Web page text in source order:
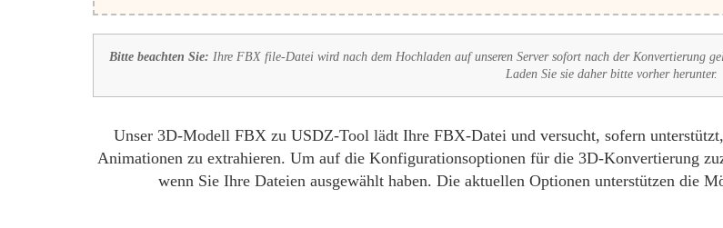
Bitte beachten Sie: Ihre FBX file-Datei wird nach dem Hochladen auf unseren Server sofort nach der Konvertierung
Laden Sie sie daher bitte vorher herunter.
Unser 3D-Modell FBX zu USDZ-Tool lädt Ihre FBX-Datei und versucht, sofern
Animationen zu extrahieren. Um auf die Konfigurationsoptionen für die 3D-Konvertierung
wenn Sie Ihre Dateien ausgewählt haben. Die aktuellen Optionen unterstützen die